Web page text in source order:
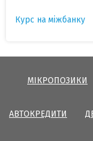
Курс на міжбанку
МІКРОПОЗИКИ
АВТОКРЕДИТИ